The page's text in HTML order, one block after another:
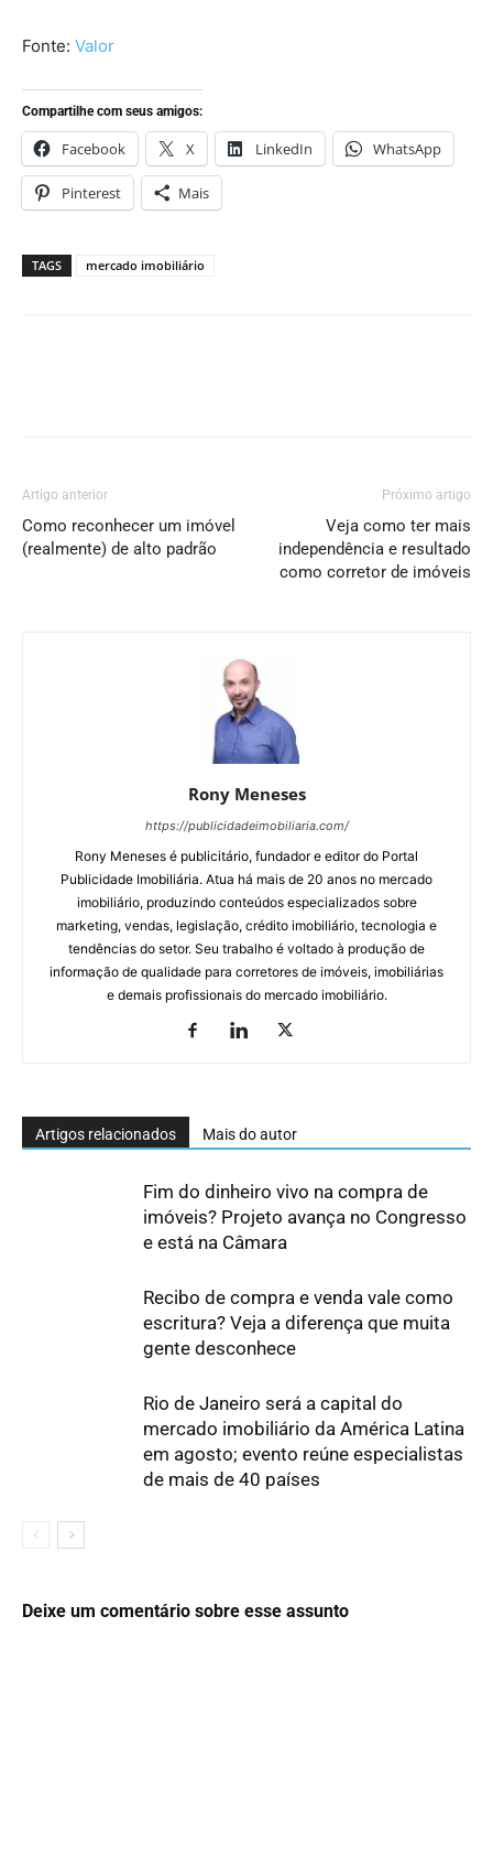
Fonte: Valor
Compartilhe com seus amigos:
Facebook X LinkedIn WhatsApp
Pinterest Mais
TAGS mercado imobiliário
Artigo anterior
Como reconhecer um imóvel
(realmente) de alto padrão
Próximo artigo
Veja como ter mais
independência e resultado
como corretor de imóveis
Rony Meneses
https://publicidadeimobiliaria.com/
Rony Meneses é publicitário, fundador e editor do Portal
Publicidade Imobiliária. Atua há mais de 20 anos no mercado
imobiliário, produzindo conteúdos especializados sobre
marketing, vendas, legislação, crédito imobiliário, tecnologia e
tendências do setor. Seu trabalho é voltado à produção de
informação de qualidade para corretores de imóveis, imobiliárias
e demais profissionais do mercado imobiliário.
Artigos relacionados Mais do autor
Fim do dinheiro vivo na compra de
imóveis? Projeto avança no Congresso
e está na Câmara
Recibo de compra e venda vale como
escritura? Veja a diferença que muita
gente desconhece
Rio de Janeiro será a capital do
mercado imobiliário da América Latina
em agosto; evento reúne especialistas
de mais de 40 países
Deixe um comentário sobre esse assunto